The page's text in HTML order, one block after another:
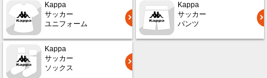
Kappa
サッカー
ユニフォーム
Kappa
サッカー
パンツ
Kappa
サッカー
ソックス